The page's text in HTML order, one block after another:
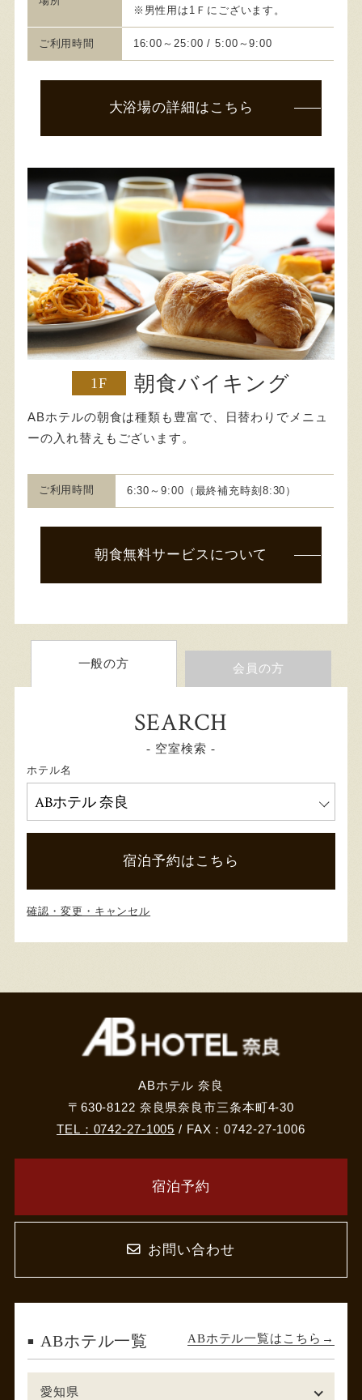
※男性用は1Ｆにございます。
ご利用時間 16:00～25:00 / 5:00～9:00
大浴場の詳細はこちら
1F 朝食バイキング
ABホテルの朝食は種類も豊富で、日替わりでメニュ
ーの入れ替えもございます。
ご利用時間 6:30～9:00（最終補充時刻8:30）
朝食無料サービスについて
一般の方 会員の方
SEARCH
- 空室検索 -
ホテル名
宿泊予約はこちら
確認・変更・キャンセル
ABホテル 奈良
〒630-8122 奈良県奈良市三条本町4-30
TEL：0742-27-1005 / FAX：0742-27-1006
宿泊予約
お問い合わせ
ABホテル一覧 ABホテル一覧はこちら
愛知県